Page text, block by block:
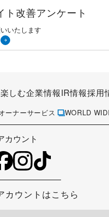
ト 改善アンケート
いたします
しむ企業情報IR情報採用
ーナーサービス WORLD
カウント
カウントはこちら